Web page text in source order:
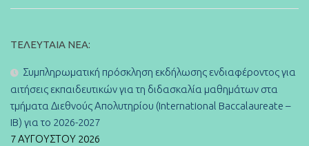
ΤΕΛΕΥΤΑΊΑ ΝΈΑ:
Συμπληρωματική πρόσκληση εκδήλωσης ενδιαφέροντος για
αιτήσεις εκπαιδευτικών για τη διδασκαλία μαθημάτων στα
τμήματα Διεθνούς Απολυτηρίου (International Baccalaureate –
IB) για το 2026-2027
7 ΑΥΓΟΎΣΤΟΥ 2026